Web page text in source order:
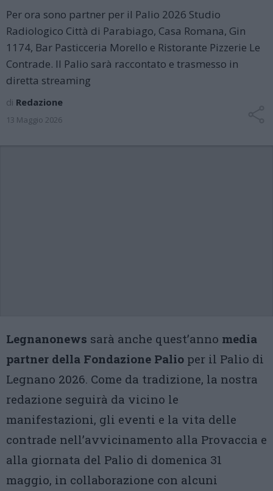
Per ora sono partner per il Palio 2026 Studio
Radiologico Città di Parabiago, Casa Romana, Gin
1174, Bar Pasticceria Morello e Ristorante Pizzerie Le
Contrade. Il Palio sarà raccontato e trasmesso in
diretta streaming
di Redazione
13 Maggio 2026
Legnanonews sarà anche quest’anno media
partner della Fondazione Palio per il Palio di
Legnano 2026. Come da tradizione, la nostra
redazione seguirà da vicino le
manifestazioni, gli eventi e la vita delle
contrade nell’avvicinamento alla Provaccia e
alla giornata del Palio di domenica 31
maggio, in collaborazione con alcuni